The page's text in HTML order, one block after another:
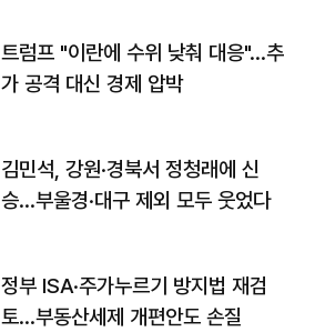
트럼프 "이란에 수위 낮춰 대응"…추
가 공격 대신 경제 압박
김민석, 강원·경북서 정청래에 신
승…부울경·대구 제외 모두 웃었다
정부 ISA·주가누르기 방지법 재검
토…부동산세제 개편안도 손질